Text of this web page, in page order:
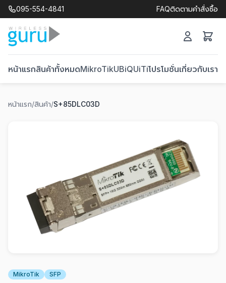
095-554-4841 FAQติดตามคำสั่งซื้อ
หน้าแรกสินค้าทั้งหมดMikroTikUBiQUiTiโปรโมชั่นเกี่ยวกับเรา
หน้าแรก/สินค้า/S+85DLC03D
MikroTik SFP